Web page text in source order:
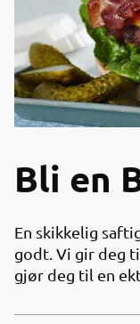
Bli en
En skikkelig
godt. Vi gir deg
gjør deg til en